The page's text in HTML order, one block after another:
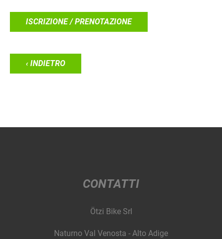
ISCRIZIONE / PRENOTAZIONE
‹ INDIETRO
CONTATTI
Ötzi Bike Srl
Naturno Val Venosta - Alto Adige